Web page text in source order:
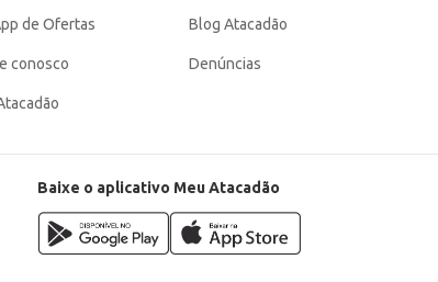
de Ofertas
conosco
Blog Atacadão
Denúncias
Baixe o aplicativo Meu Atacadão